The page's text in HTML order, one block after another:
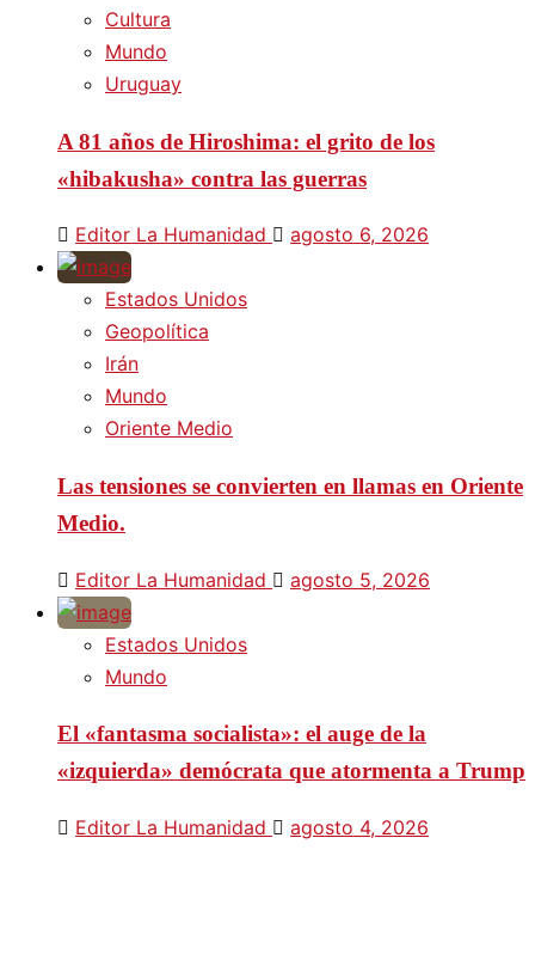
Cultura
Mundo
Uruguay
A 81 años de Hiroshima: el grito de los
«hibakusha» contra las guerras
Editor La Humanidad agosto 6, 2026
Estados Unidos
Geopolítica
Irán
Mundo
Oriente Medio
Las tensiones se convierten en llamas en Oriente
Medio.
Editor La Humanidad agosto 5, 2026
Estados Unidos
Mundo
El «fantasma socialista»: el auge de la
«izquierda» demócrata que atormenta a Trump
Editor La Humanidad agosto 4, 2026